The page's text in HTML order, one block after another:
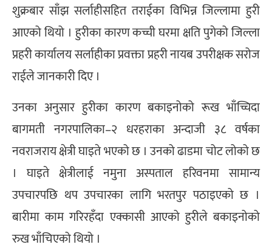
शुक्रबार साँझ सर्लाहीसहित तराईका विभिन्न जिल्लामा हुरी
आएको थियो । हुरीका कारण कच्ची घरमा क्षति पुगेको जिल्ला
प्रहरी कार्यालय सर्लाहीका प्रवक्ता प्रहरी नायब उपरीक्षक सरोज
राईले जानकारी दिए ।
उनका अनुसार हुरीका कारण बकाइनोको रूख भाँच्चिदा
बागमती नगरपालिका–२ धरहराका अन्दाजी ३८ वर्षका
नवराजराय क्षेत्री घाइते भएको छ । उनको ढाडमा चोट लोको छ
। घाइते क्षेत्रीलाई नमुना अस्पताल हरिवनमा सामान्य
उपचारपछि थप उपचारका लागि भरतपुर पठाइएको छ ।
बारीमा काम गरिरहँदा एक्कासी आएको हुरीले बकाइनोको
रुख भाँचिएको थियो ।